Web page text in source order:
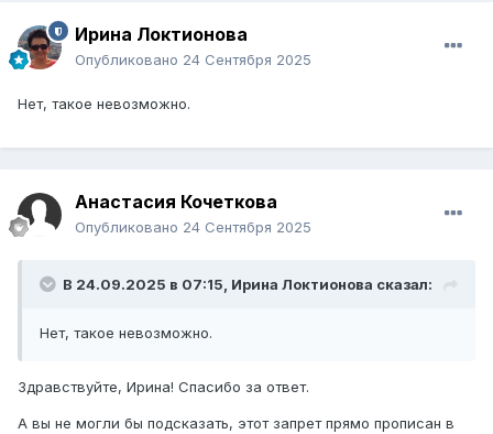
Ирина Локтионова
Опубликовано 24 Сентября 2025
Нет, такое невозможно.
Анастасия Кочеткова
Опубликовано 24 Сентября 2025
В 24.09.2025 в 07:15, Ирина Локтионова сказал:
Нет, такое невозможно.
Здравствуйте, Ирина! Спасибо за ответ.
А вы не могли бы подсказать, этот запрет прямо прописан в